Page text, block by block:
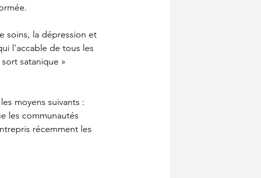
soins, la dépression et
l'accable de tous les
satanique »
moyens suivants :
les communautés
récemment les